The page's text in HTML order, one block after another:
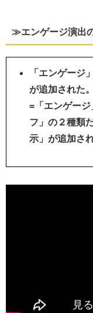
≫エンゲージ演出
「エンゲージ
が追加された。
=「エンゲー
フ」の２種類
示」が追加され